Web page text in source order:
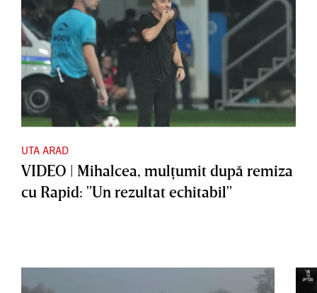
UTA ARAD
VIDEO | Mihalcea, mulţumit după remiza
cu Rapid: "Un rezultat echitabil"